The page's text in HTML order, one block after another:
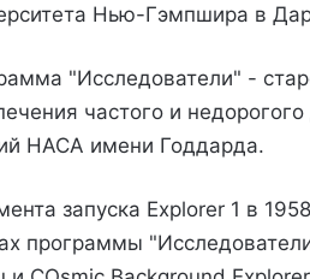
Нью-Гэмпшира в
"Исследователи" -
частого и
НАСА имени Годдарда.
запуска Explorer 1 в
программы